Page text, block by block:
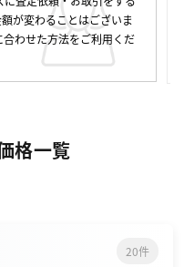
が変わることはございま
わせた方法をご利用くだ
格一覧
20件